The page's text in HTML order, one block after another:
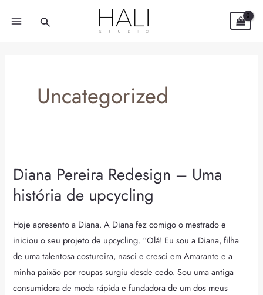
Search
Uncategorized
Diana Pereira Redesign – Uma
história de upcycling
Hoje apresento a Diana. A Diana fez comigo o mestrado e
iniciou o seu projeto de upcycling. “Olá! Eu sou a Diana, filha
de uma talentosa costureira, nasci e cresci em Amarante e a
minha paixão por roupas surgiu desde cedo. Sou uma antiga
consumidora de moda rápida e fundadora de um dos meus
Diana
Pereira
Redesign
–
Uma
história
de
upcycling